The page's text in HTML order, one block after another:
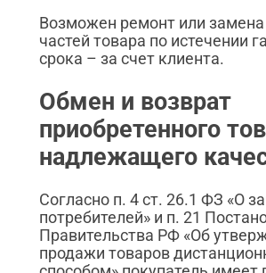
Возможен ремонт или
частей товара по истечении
срока – за счет клиента.
Обмен и возврат
приобретенного
надлежащего
Согласно п. 4 ст. 26.1 ФЗ «О
потребителей» и п. 21
Правительства РФ «Об
продажи товаров